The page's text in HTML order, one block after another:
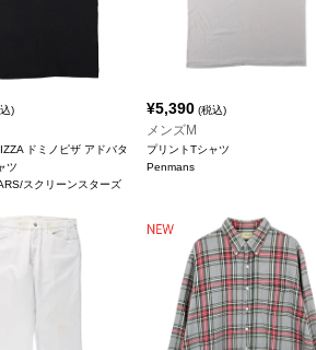
)
ドミノピザ アドバタ
ツ
スクリーンスターズ
¥5,390 (税込)
メンズM
プリントTシャツ
Penmans